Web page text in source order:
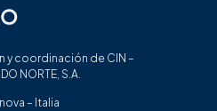
y coordinación de CIN –
NORTE, S.A.
– Italia